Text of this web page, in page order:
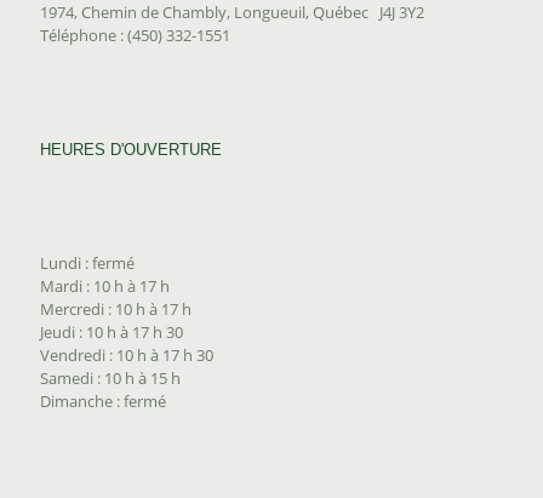
1974, Chemin de Chambly, Longueuil, Québec J4J 3Y2
Téléphone : (450) 332-1551
HEURES D'OUVERTURE
Lundi : fermé
Mardi : 10 h à 17 h
Mercredi : 10 h à 17 h
Jeudi : 10 h à 17 h 30
Vendredi : 10 h à 17 h 30
Samedi : 10 h à 15 h
Dimanche : fermé